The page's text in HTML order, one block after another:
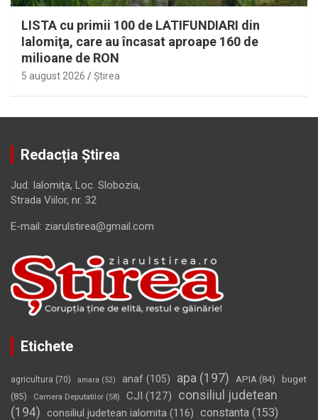
LISTA cu primii 100 de LATIFUNDIARI din
Ialomiţa, care au încasat aproape 160 de
milioane de RON
5 august 2026 Ştirea
Redacția Știrea
Jud. Ialomiţa, Loc. Slobozia,
Strada Viilor, nr. 32
E-mail: ziarulstirea@gmail.com
Etichete
agricultura (70) amara (52) anaf (105) apa (197) APIA (84)
buget
(85)
Camera Deputatilor (58) CJI (127)
consiliul judetean
(194) consiliul judetean ialomita (116) constanta (153)